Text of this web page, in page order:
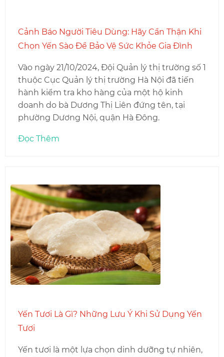
Cảnh Báo Người Tiêu Dùng: Hãy Cẩn Thận Khi
Chọn Yến Sào Để Bảo Vệ Sức Khỏe Gia Đình
Vào ngày 21/10/2024, Đội Quản lý thị trường số 1
thuộc Cục Quản lý thị trường Hà Nội đã tiến
hành kiểm tra kho hàng của một hộ kinh
doanh do bà Dương Thị Liên đứng tên, tại
phường Dương Nội, quận Hà Đông.
Đọc Thêm
Yến Tươi Là Gì? Những Lưu Ý Khi Sử Dụng Yến
Tươi
Yến tươi là một lựa chọn dinh dưỡng tự nhiên,